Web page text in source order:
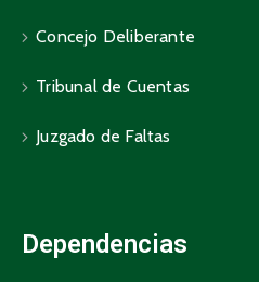
Concejo Deliberante
Tribunal de Cuentas
Juzgado de Faltas
Dependencias